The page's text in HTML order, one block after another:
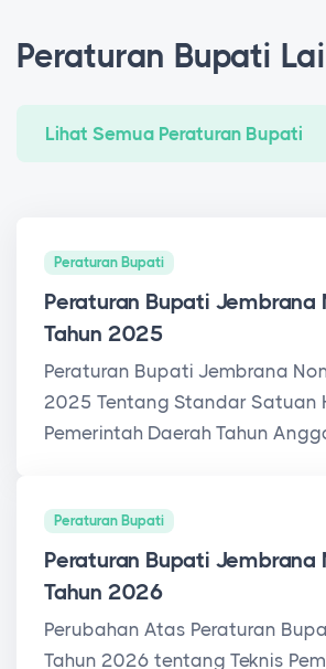
Peraturan Bupati
Lihat Semua Peraturan Bupati
Peraturan Bupati
Peraturan Bupati Jembrana
Tahun 2025
Peraturan Bupati Jembrana
2025 Tentang Standar Satuan
Pemerintah Daerah Tahun
Peraturan Bupati
Peraturan Bupati Jembrana
Tahun 2026
Perubahan Atas Peraturan
Tahun 2026 tentang Teknis